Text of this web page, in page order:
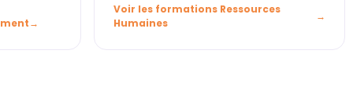
Voir les formations Ressources
Humaines